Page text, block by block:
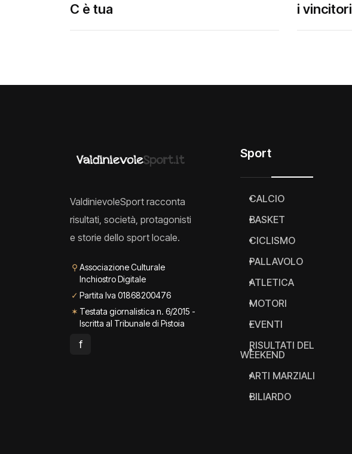
C è tua
i vincitori
ValdinievoleSport racconta
risultati, società, protagonisti
e storie dello sport locale.
⚲ Associazione Culturale
Inchiostro Digitale
✓ Partita Iva 01868200476
✶ Testata giornalistica n. 6/2015 -
Iscritta al Tribunale di Pistoia
f
Sport
CALCIO
BASKET
CICLISMO
PALLAVOLO
ATLETICA
MOTORI
EVENTI
RISULTATI DEL
WEEKEND
ARTI MARZIALI
BILIARDO